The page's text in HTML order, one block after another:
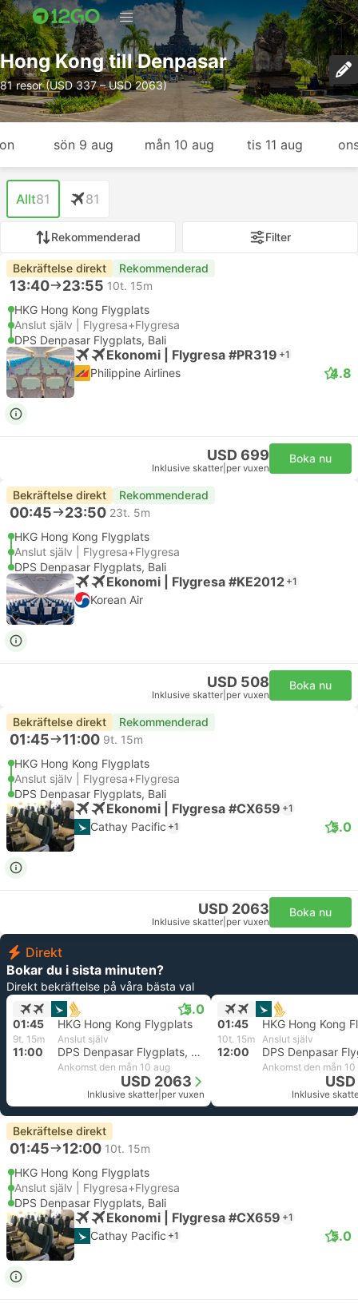
Hong Kong till Denpasar
81 resor (USD 337 – USD 2063)
sön 9 aug mån 10 aug tis 11 aug
Allt81 81
Rekommenderad Filter
Bekräftelse direkt Rekommenderad
13:40 23:55 10t. 15m
HKG Hong Kong Flygplats
Anslut själv | Flygresa+Flygresa
DPS Denpasar Flygplats, Bali
Ekonomi | Flygresa #PR319 +1
Philippine Airlines 4.8
USD 699
Inklusive skatter per vuxen
Boka nu
Bekräftelse direkt Rekommenderad
00:45 23:50 23t. 5m
HKG Hong Kong Flygplats
Anslut själv | Flygresa+Flygresa
DPS Denpasar Flygplats, Bali
Ekonomi | Flygresa #KE2012 +1
Korean Air
USD 508
Inklusive skatter per vuxen
Boka nu
Bekräftelse direkt Rekommenderad
01:45 11:00 9t. 15m
HKG Hong Kong Flygplats
Anslut själv | Flygresa+Flygresa
DPS Denpasar Flygplats, Bali
Ekonomi | Flygresa #CX659 +1
Cathay Pacific +1 5.0
USD 2063
Inklusive skatter per vuxen
Boka nu
Direkt
Bokar du i sista minuten?
Direkt bekräftelse på våra bästa val
5.0
01:45 HKG Hong Kong Flygplats
9t. 15m Anslut själv
11:00 DPS Denpasar Flygplats, Bali
Ankomst den mån 10 aug
USD 2063
Inklusive skatter per vuxen
01:45 HKG Hong Kong
10t. 15m Anslut själv
12:00
Ankomst den mån 10
Inklusive
Bekräftelse direkt
01:45 12:00 10t. 15m
HKG Hong Kong Flygplats
Anslut själv | Flygresa+Flygresa
DPS Denpasar Flygplats, Bali
Ekonomi | Flygresa #CX659 +1
Cathay Pacific +1 5.0